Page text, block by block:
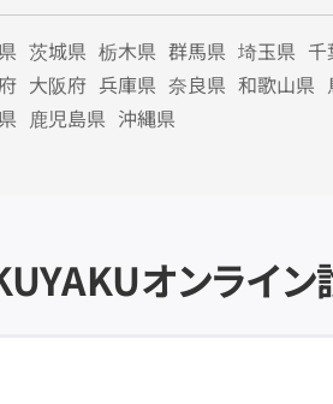
茨城県 栃木県 群馬県 埼玉県 千
大阪府 兵庫県 奈良県 和歌山県
鹿児島県 沖縄県
オンライ